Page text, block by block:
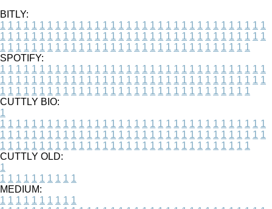
BITLY:
1 1 1 1 1 1 1 1 1 1 1 1 1 1 1 1 1 1 1 1 1 1 1 1 1 1 1 1 1 1 1 1 1 1
1 1 1 1 1 1 1 1 1 1 1 1 1 1 1 1 1 1 1 1 1 1 1 1 1 1 1 1 1 1 1 1 1 1
1 1 1 1 1 1 1 1 1 1 1 1 1 1 1 1 1 1 1 1 1 1 1 1 1 1 1 1 1 1 1 1
SPOTIFY:
1 1 1 1 1 1 1 1 1 1 1 1 1 1 1 1 1 1 1 1 1 1 1 1 1 1 1 1 1 1 1 1 1 1
1 1 1 1 1 1 1 1 1 1 1 1 1 1 1 1 1 1 1 1 1 1 1 1 1 1 1 1 1 1 1 1 1 1
1 1 1 1 1 1 1 1 1 1 1 1 1 1 1 1 1 1 1 1 1 1 1 1 1 1 1 1 1 1 1 1
CUTTLY BIO:
1
1 1 1 1 1 1 1 1 1 1 1 1 1 1 1 1 1 1 1 1 1 1 1 1 1 1 1 1 1 1 1 1 1 1
1 1 1 1 1 1 1 1 1 1 1 1 1 1 1 1 1 1 1 1 1 1 1 1 1 1 1 1 1 1 1 1 1 1
1 1 1 1 1 1 1 1 1 1 1 1 1 1 1 1 1 1 1 1 1 1 1 1 1 1 1 1 1 1 1 1
CUTTLY OLD:
1
1 1 1 1 1 1 1 1 1 1
MEDIUM:
1 1 1 1 1 1 1 1 1 1